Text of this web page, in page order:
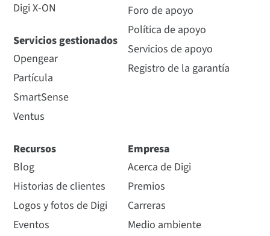
Digi X-ON
Servicios gestionados
Opengear
Partícula
SmartSense
Ventus
Foro de apoyo
Política de apoyo
Servicios de apoyo
Registro de la garantía
Recursos
Blog
Historias de clientes
Logos y fotos de Digi
Eventos
Empresa
Acerca de Digi
Premios
Carreras
Medio ambiente